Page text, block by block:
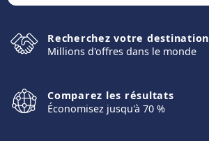
Recherchez votre destination
Millions d'offres dans le monde
Comparez les résultats
Économisez jusqu'à 70 %